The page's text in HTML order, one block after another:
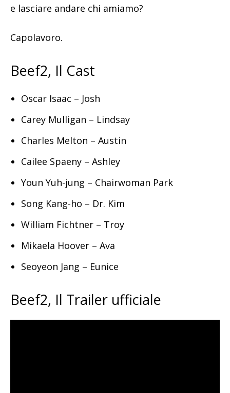
e lasciare andare chi amiamo?
Capolavoro.
Beef2, Il Cast
Oscar Isaac – Josh
Carey Mulligan – Lindsay
Charles Melton – Austin
Cailee Spaeny – Ashley
Youn Yuh-jung – Chairwoman Park
Song Kang-ho – Dr. Kim
William Fichtner – Troy
Mikaela Hoover – Ava
Seoyeon Jang – Eunice
Beef2, Il Trailer ufficiale